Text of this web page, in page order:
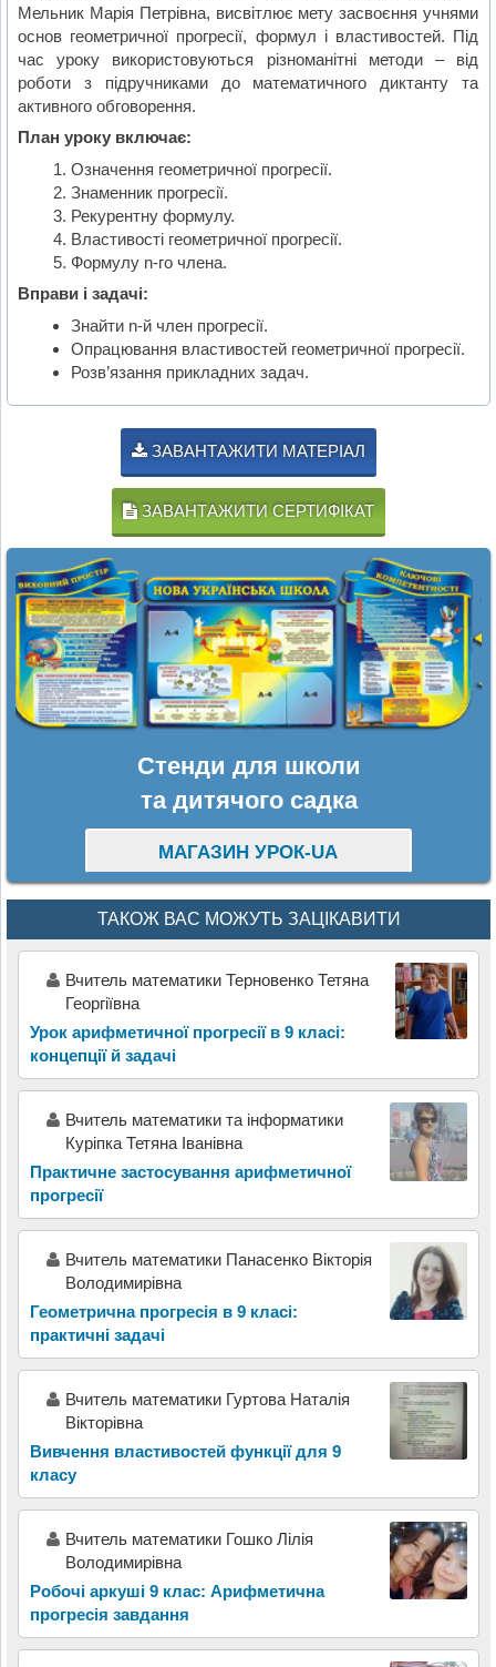
Мельник Марія Петрівна, висвітлює мету засвоєння учнями
основ геометричної прогресії, формул і властивостей. Під
час уроку використовуються різноманітні методи – від
роботи з підручниками до математичного диктанту та
активного обговорення.
План уроку включає:
Означення геометричної прогресії.
Знаменник прогресії.
Рекурентну формулу.
Властивості геометричної прогресії.
Формулу n-го члена.
Вправи і задачі:
Знайти n-й член прогресії.
Опрацювання властивостей геометричної прогресії.
Розв’язання прикладних задач.
ЗАВАНТАЖИТИ МАТЕРІАЛ
ЗАВАНТАЖИТИ СЕРТИФІКАТ
Стенди для школи
та дитячого садка
МАГАЗИН УРОК-UA
ТАКОЖ ВАС МОЖУТЬ ЗАЦІКАВИТИ
Вчитель математики Терновенко Тетяна
Георгіївна
Урок арифметичної прогресії в 9 класі:
концепції й задачі
Вчитель математики та інформатики
Куріпка Тетяна Іванівна
Практичне застосування арифметичної
прогресії
Вчитель математики Панасенко Вікторія
Володимирівна
Геометрична прогресія в 9 класі:
практичні задачі
Вчитель математики Гуртова Наталія
Вікторівна
Вивчення властивостей функції для 9
класу
Вчитель математики Гошко Лілія
Володимирівна
Робочі аркуші 9 клас: Арифметична
прогресія завдання